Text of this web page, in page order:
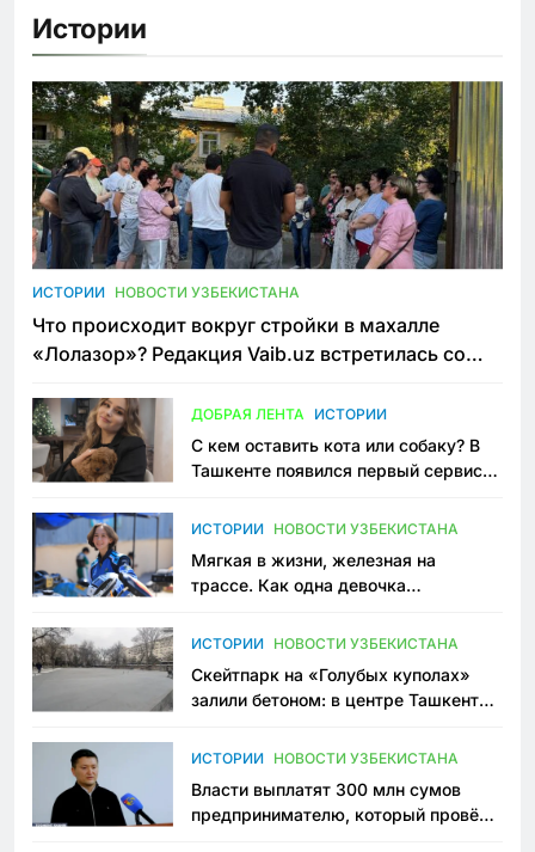
Истории
ИСТОРИИ НОВОСТИ УЗБЕКИСТАНА
Что происходит вокруг стройки в махалле
«Лолазор»? Редакция Vaib.uz встретилась со
ДОБРАЯ ЛЕНТА ИСТОРИИ
С кем оставить кота или собаку? В
Ташкенте появился первый сервис
ИСТОРИИ НОВОСТИ УЗБЕКИСТАНА
Мягкая в жизни, железная на
трассе. Как одна девочка
Узбекистане
ИСТОРИИ НОВОСТИ УЗБЕКИСТАНА
Скейтпарк на «Голубых куполах»
залили бетоном: в центре Ташкента
пространство
ИСТОРИИ НОВОСТИ УЗБЕКИСТАНА
Власти выплатят 300 млн сумов
предпринимателю, который провёл